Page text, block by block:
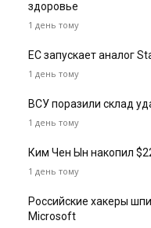
здоровье
1 день тому
ЕС запускает аналог
1 день тому
ВСУ поразили склад
1 день тому
Ким Чен Ын накопил
1 день тому
Российские хакеры
Microsoft